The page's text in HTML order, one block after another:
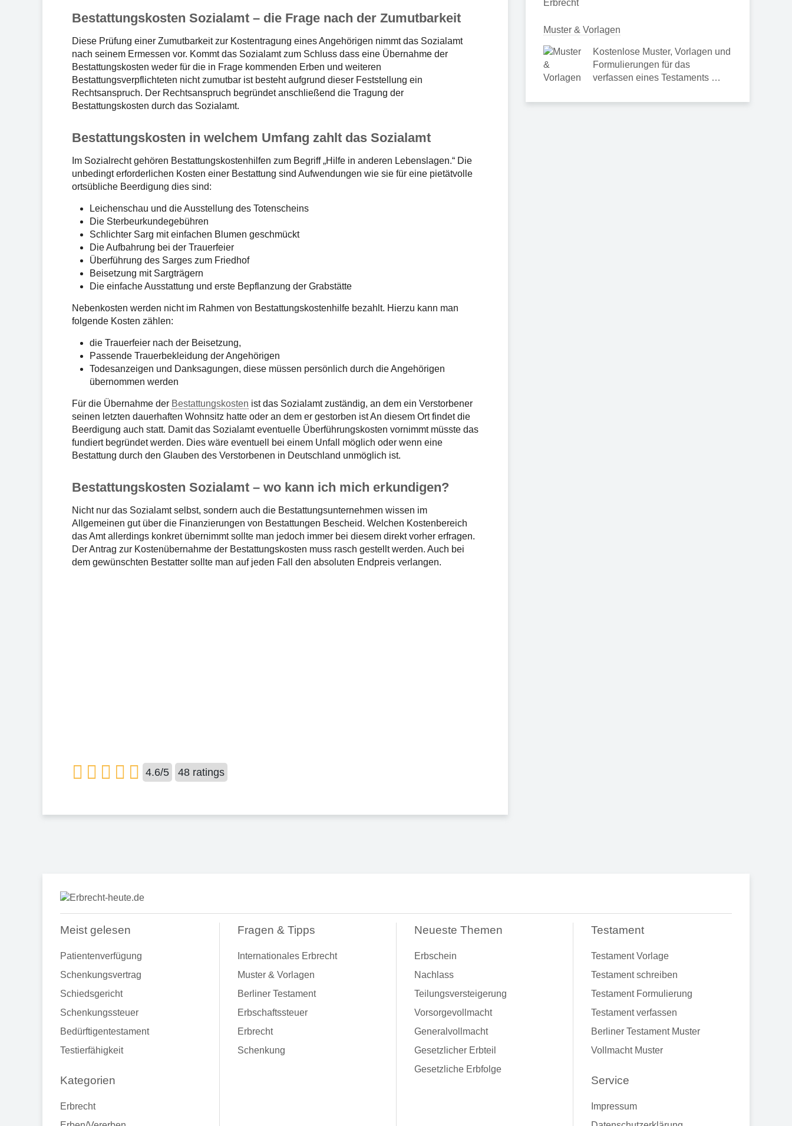
Bestattungskosten Sozialamt – die Frage nach der Zumutbarkeit
Diese Prüfung einer Zumutbarkeit zur Kostentragung eines Angehörigen nimmt das Sozialamt
nach seinem Ermessen vor. Kommt das Sozialamt zum Schluss dass eine Übernahme der
Bestattungskosten weder für die in Frage kommenden Erben und weiteren
Bestattungsverpflichteten nicht zumutbar ist besteht aufgrund dieser Feststellung ein
Rechtsanspruch. Der Rechtsanspruch begründet anschließend die Tragung der
Bestattungskosten durch das Sozialamt.
Bestattungskosten in welchem Umfang zahlt das Sozialamt
Im Sozialrecht gehören Bestattungskostenhilfen zum Begriff „Hilfe in anderen Lebenslagen.“ Die
unbedingt erforderlichen Kosten einer Bestattung sind Aufwendungen wie sie für eine pietätvolle
ortsübliche Beerdigung dies sind:
Leichenschau und die Ausstellung des Totenscheins
Die Sterbeurkundegebühren
Schlichter Sarg mit einfachen Blumen geschmückt
Die Aufbahrung bei der Trauerfeier
Überführung des Sarges zum Friedhof
Beisetzung mit Sargträgern
Die einfache Ausstattung und erste Bepflanzung der Grabstätte
Nebenkosten werden nicht im Rahmen von Bestattungskostenhilfe bezahlt. Hierzu kann man
folgende Kosten zählen:
die Trauerfeier nach der Beisetzung,
Passende Trauerbekleidung der Angehörigen
Todesanzeigen und Danksagungen, diese müssen persönlich durch die Angehörigen
übernommen werden
Für die Übernahme der Bestattungskosten ist das Sozialamt zuständig, an dem ein Verstorbener
seinen letzten dauerhaften Wohnsitz hatte oder an dem er gestorben ist An diesem Ort findet die
Beerdigung auch statt. Damit das Sozialamt eventuelle Überführungskosten vornimmt müsste das
fundiert begründet werden. Dies wäre eventuell bei einem Unfall möglich oder wenn eine
Bestattung durch den Glauben des Verstorbenen in Deutschland unmöglich ist.
Bestattungskosten Sozialamt – wo kann ich mich erkundigen?
Nicht nur das Sozialamt selbst, sondern auch die Bestattungsunternehmen wissen im
Allgemeinen gut über die Finanzierungen von Bestattungen Bescheid. Welchen Kostenbereich
das Amt allerdings konkret übernimmt sollte man jedoch immer bei diesem direkt vorher erfragen.
Der Antrag zur Kostenübernahme der Bestattungskosten muss rasch gestellt werden. Auch bei
dem gewünschten Bestatter sollte man auf jeden Fall den absoluten Endpreis verlangen.
4.6/5 48 ratings
Muster & Vorlagen
Kostenlose Muster, Vorlagen und
Formulierungen für das
verfassen eines Testaments …
Meist gelesen
Patientenverfügung
Schenkungsvertrag
Schiedsgericht
Schenkungssteuer
Bedürftigentestament
Testierfähigkeit
Kategorien
Erbrecht
Fragen & Tipps
Internationales Erbrecht
Muster & Vorlagen
Berliner Testament
Erbschaftssteuer
Erbrecht
Schenkung
Neueste Themen
Erbschein
Nachlass
Teilungsversteigerung
Vorsorgevollmacht
Generalvollmacht
Gesetzlicher Erbteil
Gesetzliche Erbfolge
Testament
Testament Vorlage
Testament schreiben
Testament Formulierung
Testament verfassen
Berliner Testament Muster
Vollmacht Muster
Service
Impressum